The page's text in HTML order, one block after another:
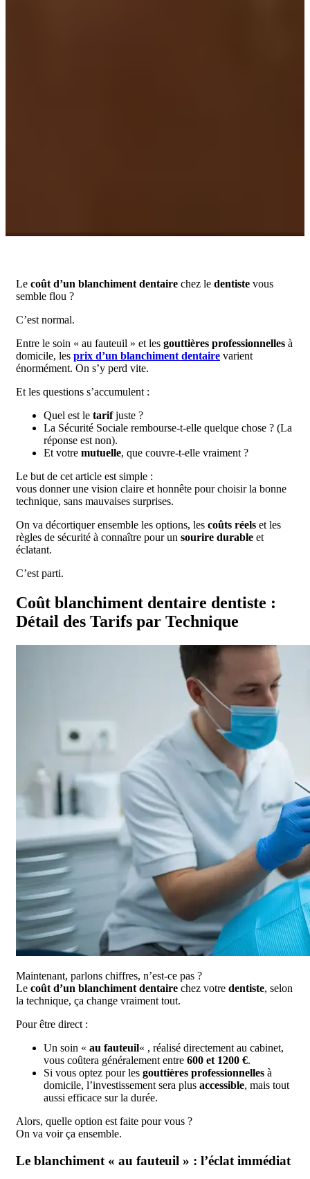
Le coût d’un blanchiment dentaire chez le dentiste vous
semble flou ?
C’est normal.
Entre le soin « au fauteuil » et les gouttières professionnelles à
domicile, les prix d’un blanchiment dentaire varient
énormément. On s’y perd vite.
Et les questions s’accumulent :
Quel est le tarifjuste ?
La Sécurité Sociale rembourse-t-elle quelque chose ? (La
réponse est non).
Et votre mutuelle, que couvre-t-elle vraiment ?
Le but de cet article est simple :
vous donner une vision claire et honnête pour choisir la bonne
technique, sans mauvaises surprises.
On va décortiquer ensemble les options, les coûts réels et les
règles de sécurité à connaître pour un sourire durable et
éclatant.
C’est parti.
Coût blanchiment dentaire dentiste :
Détail des Tarifs par Technique
Maintenant, parlons chiffres, n’est-ce pas ?
Le coût d’un blanchiment dentaire chez votre dentiste, selon
la technique, ça change vraiment tout.
Pour être direct :
Un soin « au fauteuil« , réalisé directement au cabinet,
vous coûtera généralement entre 600 et 1200 €.
Si vous optez pour les gouttières professionnelles à
domicile, l’investissement sera plus accessible, mais tout
aussi efficace sur la durée.
Alors, quelle option est faite pour vous ?
On va voir ça ensemble.
Le blanchiment « au fauteuil » : l’éclat immédiat